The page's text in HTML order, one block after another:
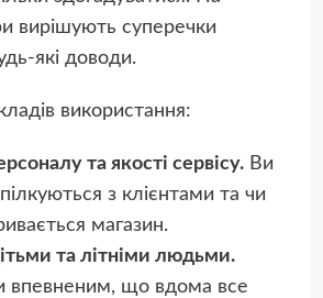
вирішують суперечки
які доводи.
використання:
та якості сервісу.Ви
з клієнтами та чи
магазин.
та літніми людьми.
впевненим, що вдома все